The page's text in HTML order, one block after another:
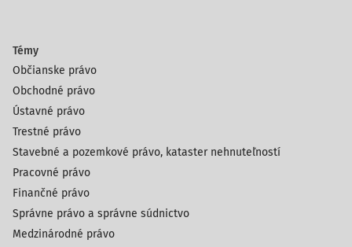
Témy
Občianske právo
Obchodné právo
Ústavné právo
Trestné právo
Stavebné a pozemkové právo, kataster nehnuteľností
Pracovné právo
Finančné právo
Správne právo a správne súdnictvo
Medzinárodné právo